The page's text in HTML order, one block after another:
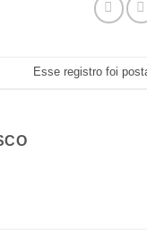
Esse registro foi